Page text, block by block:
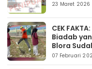
23 Maret 2026
CEK
Biadab
Blora
07 Februari